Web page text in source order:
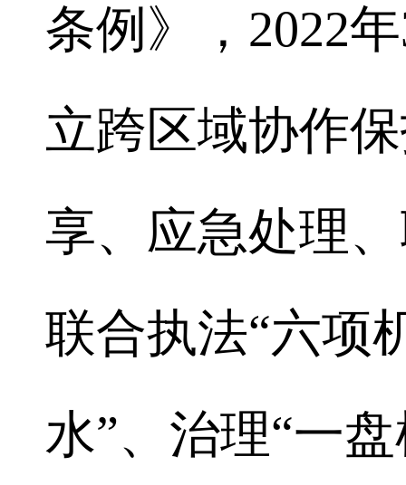
条例》，2022
立跨区域协作
享、应急处理
联合执法“六项
水”、治理“一